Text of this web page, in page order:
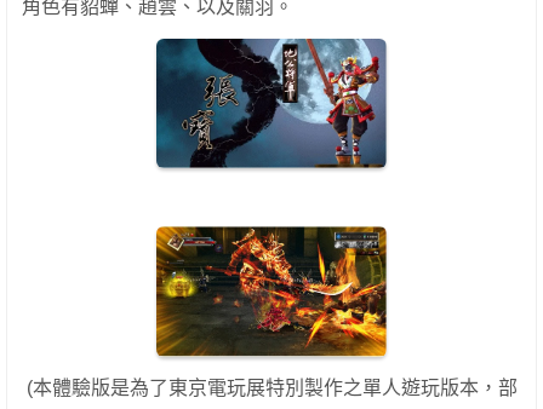
角色有貂蟬、趙雲、以及關羽。
(本體驗版是為了東京電玩展特別製作之單人遊玩版本，部